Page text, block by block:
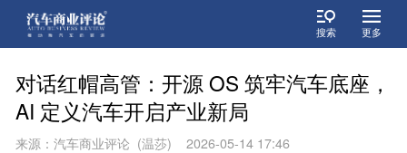
搜索 更多
对话红帽高管：开源 OS 筑牢汽车底座，
AI 定义汽车开启产业新局
来源：汽车商业评论 (温莎) 2026-05-14 17:46